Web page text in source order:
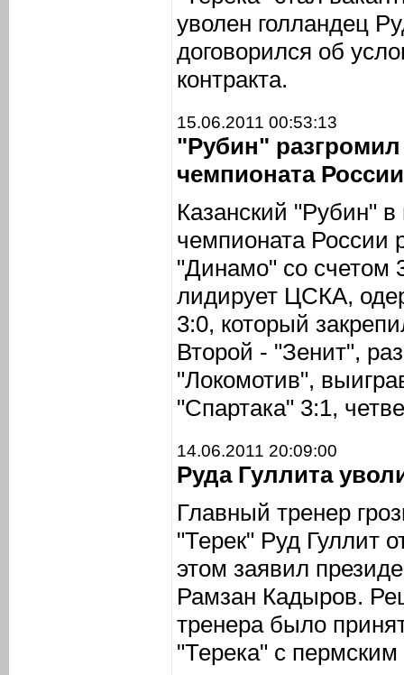
уволен голландец
договорился об
контракта.
15.06.2011 00:53:13
"Рубин"
чемпионата России
Казанский "Рубин" в
чемпионата России
"Динамо" со счетом
лидирует ЦСКА,
3:0, который
Второй - "Зенит",
"Локомотив",
"Спартака" 3:1,
14.06.2011 20:09:00
Руда Гуллита
Главный тренер
"Терек" Руд Гуллит
этом заявил
Рамзан Кадыров.
тренера было
"Терека" с